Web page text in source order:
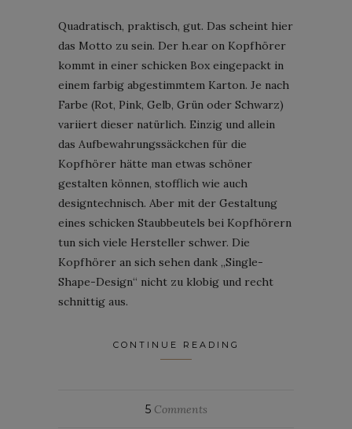
Quadratisch, praktisch, gut. Das scheint hier
das Motto zu sein. Der h.ear on Kopfhörer
kommt in einer schicken Box eingepackt in
einem farbig abgestimmtem Karton. Je nach
Farbe (Rot, Pink, Gelb, Grün oder Schwarz)
variiert dieser natürlich. Einzig und allein
das Aufbewahrungssäckchen für die
Kopfhörer hätte man etwas schöner
gestalten können, stofflich wie auch
designtechnisch. Aber mit der Gestaltung
eines schicken Staubbeutels bei Kopfhörern
tun sich viele Hersteller schwer. Die
Kopfhörer an sich sehen dank „Single-
Shape-Design“ nicht zu klobig und recht
schnittig aus.
CONTINUE READING
5Comments